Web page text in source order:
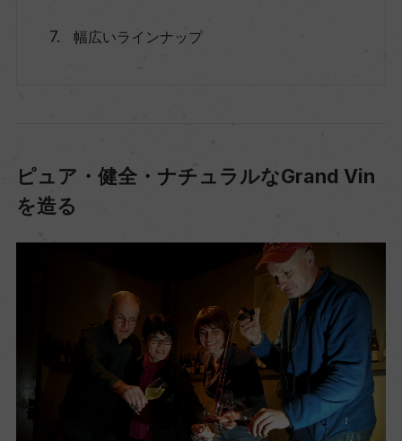
幅広いラインナップ
ピュア・健全・ナチュラルなGrand Vin
を造る